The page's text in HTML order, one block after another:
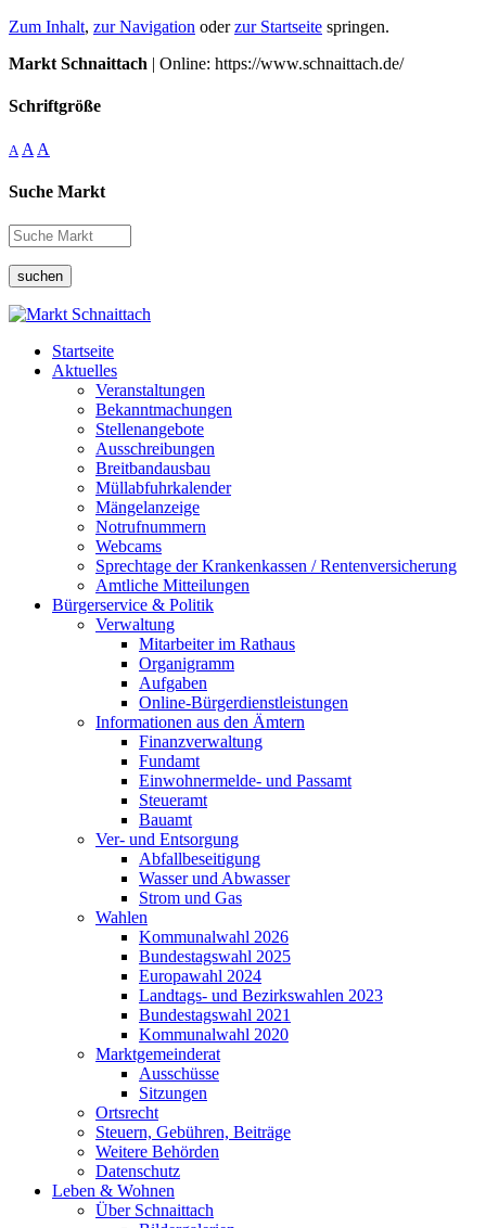
Zum Inhalt, zur Navigation oderzur Startseite springen.
Markt Schnaittach | Online: https://www.schnaittach.de/
Schriftgröße
A A A
Suche Markt
suchen
Startseite
Aktuelles
Veranstaltungen
Bekanntmachungen
Stellenangebote
Ausschreibungen
Breitbandausbau
Müllabfuhrkalender
Mängelanzeige
Notrufnummern
Webcams
Sprechtage der Krankenkassen / Rentenversicherung
Amtliche Mitteilungen
Bürgerservice & Politik
Verwaltung
Mitarbeiter im Rathaus
Organigramm
Aufgaben
Online-Bürgerdienstleistungen
Informationen aus den Ämtern
Finanzverwaltung
Fundamt
Einwohnermelde- und Passamt
Steueramt
Bauamt
Ver- und Entsorgung
Abfallbeseitigung
Wasser und Abwasser
Strom und Gas
Wahlen
Kommunalwahl 2026
Bundestagswahl 2025
Europawahl 2024
Landtags- und Bezirkswahlen 2023
Bundestagswahl 2021
Kommunalwahl 2020
Marktgemeinderat
Ausschüsse
Sitzungen
Ortsrecht
Steuern, Gebühren, Beiträge
Weitere Behörden
Datenschutz
Leben & Wohnen
Über Schnaittach